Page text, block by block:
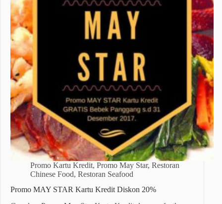
Promo Kartu Kredit, Promo May Star, Restoran
Chinese Food, Restoran Seafood
Promo MAY STAR Kartu Kredit Diskon 20%